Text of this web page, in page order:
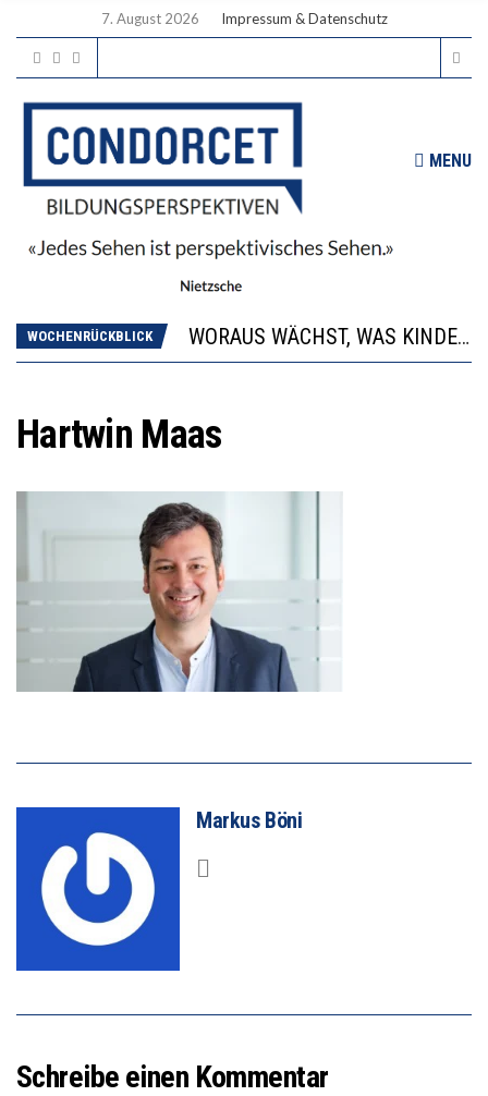
7. August 2026 Impressum & Datenschutz
MENU
WOCHENRÜCKBLICK
WORAUS WÄCHST, WAS KINDER TRÄGT
“WIR BEOBACHTEN EINEN REGELRECHTEN STURZFLUG BEI DEN LERNLEISTUNGEN”
Hartwin Maas
Markus Böni
Schreibe einen Kommentar